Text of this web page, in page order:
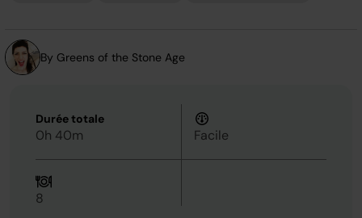
By Greens of the Stone Age
Durée totale
0h 40m Facile
8